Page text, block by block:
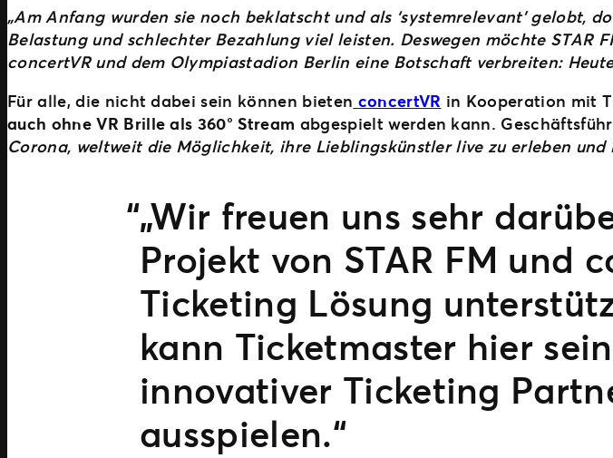
„Am Anfang wurden sie noch beklatscht und als ‘systemrelevant’ gelobt,
Belastung und schlechter Bezahlung viel leisten. Deswegen möchte
concertVR und dem Olympiastadion Berlin eine Botschaft verbreiten:
Für alle, die nicht dabei sein können bieten concertVR in Kooperation mit
auch ohne VR Brille als 360° Stream abgespielt werden kann.
Corona, weltweit die Möglichkeit, ihre Lieblingskünstler live zu erleben
„Wir freuen uns sehr
Projekt von STAR FM und
Ticketing Lösung
kann Ticketmaster hier
innovativer Ticketing
ausspielen.“